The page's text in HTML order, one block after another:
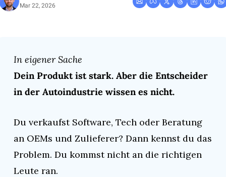
Mar 22, 2026
In eigener Sache
Dein Produkt ist stark. Aber die Entscheider
in der Autoindustrie wissen es nicht.
Du verkaufst Software, Tech oder Beratung
an OEMs und Zulieferer? Dann kennst du das
Problem. Du kommst nicht an die richtigen
Leute ran.